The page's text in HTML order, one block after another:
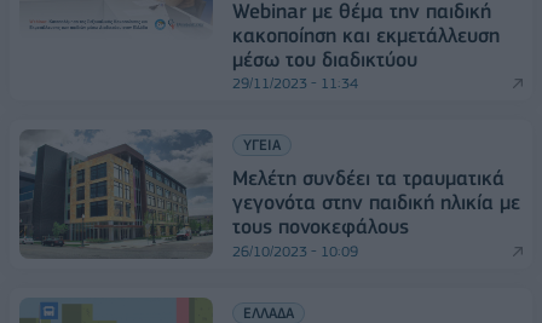
Webinar με θέμα την παιδική
κακοποίηση και εκμετάλλευση
μέσω του διαδικτύου
29/11/2023 - 11:34
ΥΓΕΙΑ
Μελέτη συνδέει τα τραυματικά
γεγονότα στην παιδική ηλικία με
τους πονοκεφάλους
26/10/2023 - 10:09
ΕΛΛΑΔΑ